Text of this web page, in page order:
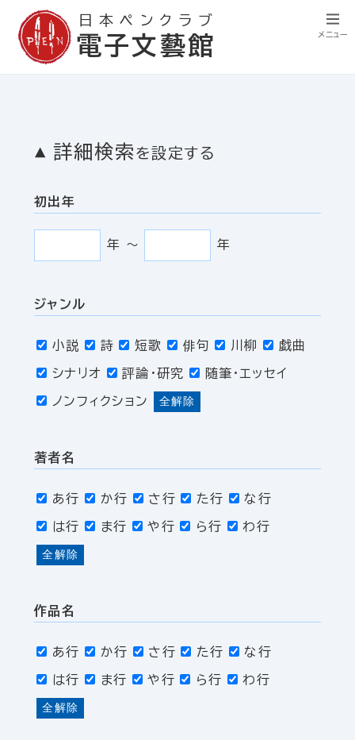
日本ペンクラブ
電子文藝館
詳細検索 を設定する
初出年
年 〜 年
ジャンル
小説 詩 短歌 俳句 川柳 戯曲
シナリオ 評論・研究 随筆・エッセイ
ノンフィクション 全解除
著者名
あ行 か行 さ行 た行 な行
は行 ま行 や行 ら行 わ行
全解除
作品名
あ行 か行 さ行 た行 な行
は行 ま行 や行 ら行 わ行
全解除
メニュー